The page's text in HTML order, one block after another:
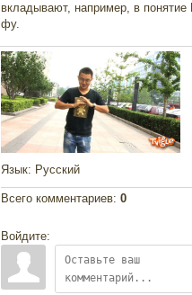
вкладывают, например, в понятие
фу.
Язык: Русский
Всего комментариев: 0
Войдите: